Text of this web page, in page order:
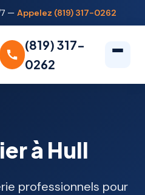
7 — Appelez (819) 317-0262
(819) 317-
0262
à Hull
professionnels pour